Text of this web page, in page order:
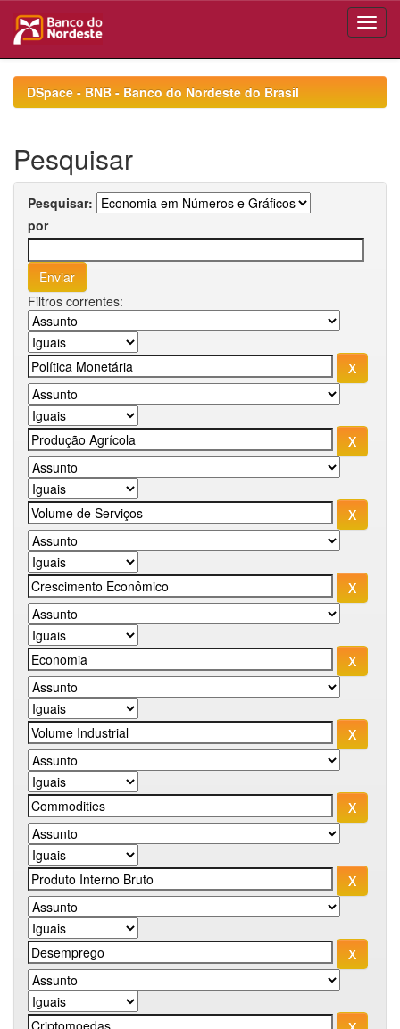
navigationDSpace - BNB - Banco do Nordeste do Brasil
Pesquisar
Pesquisar:
por
Filtros correntes: